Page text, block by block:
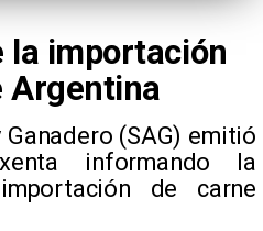
la importación
Argentina
(SAG) emitió
informando la
de carne